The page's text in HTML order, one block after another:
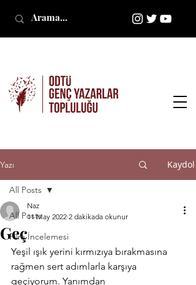
Yazı Kaydol
All Posts
Film İncelemesi
All Posts
Geç
Naz
11 May 2022 2 dakikada okunur
Yeşil ışık yerini kırmızıya bırakmasına
rağmen sert adımlarla karşıya
geçiyorum. Yanımdan